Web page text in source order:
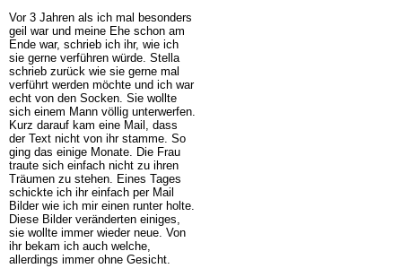
Vor 3 Jahren als ich mal besonders
geil war und meine Ehe schon am
Ende war, schrieb ich ihr, wie ich
sie gerne verführen würde. Stella
schrieb zurück wie sie gerne mal
verführt werden möchte und ich war
echt von den Socken. Sie wollte
sich einem Mann völlig unterwerfen.
Kurz darauf kam eine Mail, dass
der Text nicht von ihr stamme. So
ging das einige Monate. Die Frau
traute sich einfach nicht zu ihren
Träumen zu stehen. Eines Tages
schickte ich ihr einfach per Mail
Bilder wie ich mir einen runter holte.
Diese Bilder veränderten einiges,
sie wollte immer wieder neue. Von
ihr bekam ich auch welche,
allerdings immer ohne Gesicht.